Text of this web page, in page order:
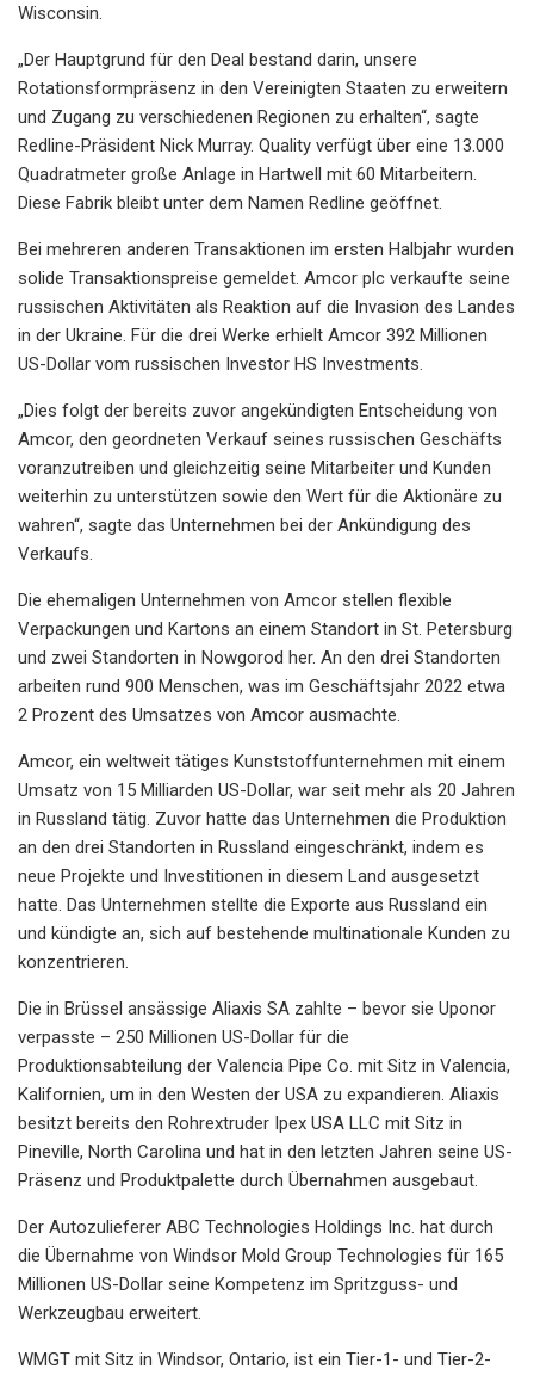
Wisconsin.
„Der Hauptgrund für den Deal bestand darin, unsere
Rotationsformpräsenz in den Vereinigten Staaten zu erweitern
und Zugang zu verschiedenen Regionen zu erhalten“, sagte
Redline-Präsident Nick Murray. Quality verfügt über eine 13.000
Quadratmeter große Anlage in Hartwell mit 60 Mitarbeitern.
Diese Fabrik bleibt unter dem Namen Redline geöffnet.
Bei mehreren anderen Transaktionen im ersten Halbjahr wurden
solide Transaktionspreise gemeldet. Amcor plc verkaufte seine
russischen Aktivitäten als Reaktion auf die Invasion des Landes
in der Ukraine. Für die drei Werke erhielt Amcor 392 Millionen
US-Dollar vom russischen Investor HS Investments.
„Dies folgt der bereits zuvor angekündigten Entscheidung von
Amcor, den geordneten Verkauf seines russischen Geschäfts
voranzutreiben und gleichzeitig seine Mitarbeiter und Kunden
weiterhin zu unterstützen sowie den Wert für die Aktionäre zu
wahren“, sagte das Unternehmen bei der Ankündigung des
Verkaufs.
Die ehemaligen Unternehmen von Amcor stellen flexible
Verpackungen und Kartons an einem Standort in St. Petersburg
und zwei Standorten in Nowgorod her. An den drei Standorten
arbeiten rund 900 Menschen, was im Geschäftsjahr 2022 etwa
2 Prozent des Umsatzes von Amcor ausmachte.
Amcor, ein weltweit tätiges Kunststoffunternehmen mit einem
Umsatz von 15 Milliarden US-Dollar, war seit mehr als 20 Jahren
in Russland tätig. Zuvor hatte das Unternehmen die Produktion
an den drei Standorten in Russland eingeschränkt, indem es
neue Projekte und Investitionen in diesem Land ausgesetzt
hatte. Das Unternehmen stellte die Exporte aus Russland ein
und kündigte an, sich auf bestehende multinationale Kunden zu
konzentrieren.
Die in Brüssel ansässige Aliaxis SA zahlte – bevor sie Uponor
verpasste – 250 Millionen US-Dollar für die
Produktionsabteilung der Valencia Pipe Co. mit Sitz in Valencia,
Kalifornien, um in den Westen der USA zu expandieren. Aliaxis
besitzt bereits den Rohrextruder Ipex USA LLC mit Sitz in
Pineville, North Carolina und hat in den letzten Jahren seine US-
Präsenz und Produktpalette durch Übernahmen ausgebaut.
Der Autozulieferer ABC Technologies Holdings Inc. hat durch
die Übernahme von Windsor Mold Group Technologies für 165
Millionen US-Dollar seine Kompetenz im Spritzguss- und
Werkzeugbau erweitert.
WMGT mit Sitz in Windsor, Ontario, ist ein Tier-1- und Tier-2-